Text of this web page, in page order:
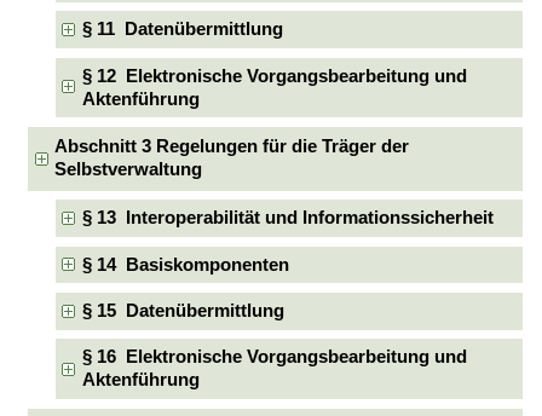
§ 11 Datenübermittlung
§ 12 Elektronische Vorgangsbearbeitung und
Aktenführung
Abschnitt 3 Regelungen für die Träger der
Selbstverwaltung
§ 13 Interoperabilität und Informationssicherheit
§ 14 Basiskomponenten
§ 15 Datenübermittlung
§ 16 Elektronische Vorgangsbearbeitung und
Aktenführung